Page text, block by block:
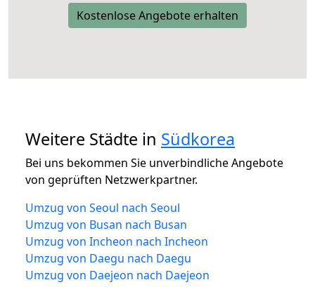
Kostenlose Angebote erhalten
Weitere Städte in Südkorea
Bei uns bekommen Sie unverbindliche Angebote
von geprüften Netzwerkpartner.
Umzug von Seoul nach Seoul
Umzug von Busan nach Busan
Umzug von Incheon nach Incheon
Umzug von Daegu nach Daegu
Umzug von Daejeon nach Daejeon